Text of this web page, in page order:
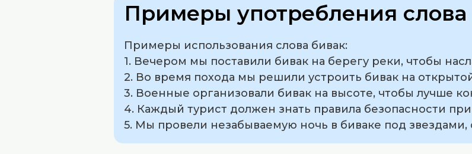
Примеры употребления слова
Примеры использования слова бивак:
1. Вечером мы поставили бивак на берегу реки, чтобы
2. Во время похода мы решили устроить бивак на
3. Военные организовали бивак на высоте, чтобы лучше
4. Каждый турист должен знать правила безопасности при
5. Мы провели незабываемую ночь в биваке под звездами,